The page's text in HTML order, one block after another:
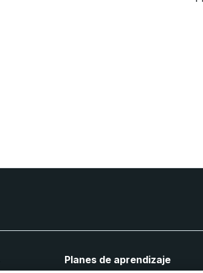
Planes de aprendizaje